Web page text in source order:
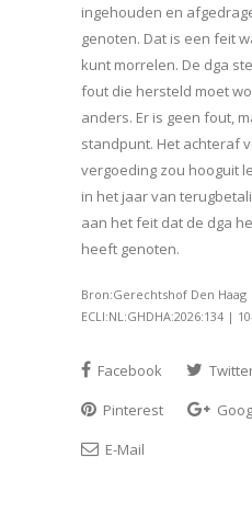
ingehouden en
genoten. Dat is een feit
kunt morrelen. De dga
fout die hersteld moet
anders. Er is geen fout,
standpunt. Het achteraf
vergoeding zou hooguit
in het jaar van
aan het feit dat de dga
heeft genoten.
Bron:Gerechtshof Den
ECLI:NL:GHDHA:2026:134 |
Facebook
Pinterest
E-Mail